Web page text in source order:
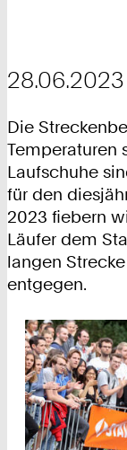
28.06.2023
Die
Temperaturen
Laufschuhe
für den
2023 fiebern
Läufer dem
langen
entgegen.